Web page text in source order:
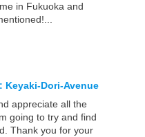
in Fukuoka and
Keyaki-Dori-Avenue
appreciate all the
going to try and find
Thank you for your